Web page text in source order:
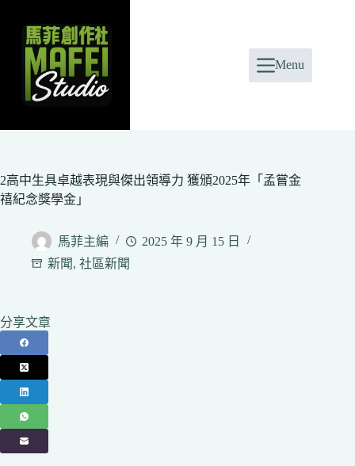
content
Menu
2高中生具卓越表現與傑出領導力 獲頒2025年「孟嘗金
禧紀念獎學金」
馬菲主編
2025 年 9 月 15 日
新聞, 社區新聞
分享文章